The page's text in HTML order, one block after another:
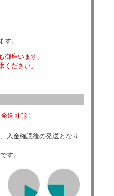
。
座います。
ださい。
送可能！
入金確認後の発送となり
す。